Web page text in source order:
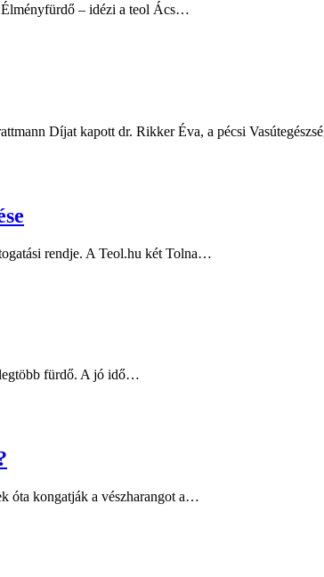
Élményfürdő – idézi a teol Ács…
Díjat kapott dr. Rikker Éva, a pécsi
rendje. A Teol.hu két Tolna…
fürdő. A jó idő…
óta kongatják a vészharangot a…